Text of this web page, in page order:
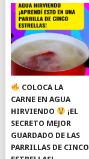
COLOCA LA
CARNE EN AGUA
HIRVIENDO
¡EL
SECRETO MEJOR
GUARDADO DE LAS
PARRILLAS DE CINCO